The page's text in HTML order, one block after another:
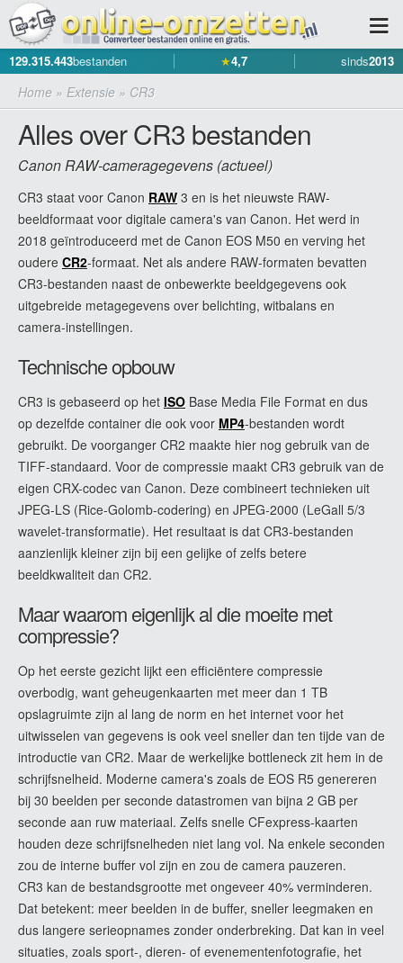
129.315.443bestanden ★4,7 sinds2013
Home » Extensie » CR3
Alles over CR3 bestanden
Canon RAW-cameragegevens (actueel)
CR3 staat voor Canon RAW 3 en is het nieuwste RAW-
beeldformaat voor digitale camera's van Canon. Het werd in
2018 geïntroduceerd met de Canon EOS M50 en verving het
oudere CR2-formaat. Net als andere RAW-formaten bevatten
CR3-bestanden naast de onbewerkte beeldgegevens ook
uitgebreide metagegevens over belichting, witbalans en
camera-instellingen.
Technische opbouw
CR3 is gebaseerd op het ISO Base Media File Format en dus
op dezelfde container die ook voor MP4-bestanden wordt
gebruikt. De voorganger CR2 maakte hier nog gebruik van de
TIFF-standaard. Voor de compressie maakt CR3 gebruik van de
eigen CRX-codec van Canon. Deze combineert technieken uit
JPEG-LS (Rice-Golomb-codering) en JPEG-2000 (LeGall 5/3
wavelet-transformatie). Het resultaat is dat CR3-bestanden
aanzienlijk kleiner zijn bij een gelijke of zelfs betere
beeldkwaliteit dan CR2.
Maar waarom eigenlijk al die moeite met
compressie?
Op het eerste gezicht lijkt een efficiëntere compressie
overbodig, want geheugenkaarten met meer dan 1 TB
opslagruimte zijn al lang de norm en het internet voor het
uitwisselen van gegevens is ook veel sneller dan ten tijde van de
introductie van CR2. Maar de werkelijke bottleneck zit hem in de
schrijfsnelheid. Moderne camera's zoals de EOS R5 genereren
bij 30 beelden per seconde datastromen van bijna 2 GB per
seconde aan ruw materiaal. Zelfs snelle CFexpress-kaarten
houden deze schrijfsnelheden niet lang vol. Na enkele seconden
zou de interne buffer vol zijn en zou de camera pauzeren.
CR3 kan de bestandsgrootte met ongeveer 40% verminderen.
Dat betekent: meer beelden in de buffer, sneller leegmaken en
dus langere serieopnames zonder onderbreking. Dat kan in veel
situaties, zoals sport-, dieren- of evenementenfotografie, het